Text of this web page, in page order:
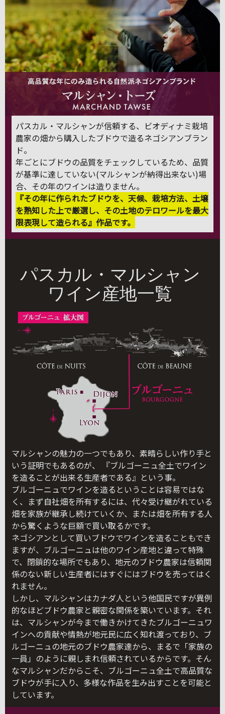
パスカル・マルシャンが信頼する、ビオディナミ栽培
農家の畑から購入したブドウで造るネゴシアンブラン
ド。
年ごとにブドウの品質をチェックしているため、品質
が基準に達していない(マルシャンが納得出来ない)場
合、その年のワインは造りません。
『その年に作られたブドウを、天候、栽培方法、土壌
を熟知した上で厳選し、その土地のテロワールを最大
限表現して造られる』作品です。
パスカル・マルシャン
ワイン産地一覧
マルシャンの魅力の一つでもあり、素晴らしい作り手と
いう証明でもあるのが、 『ブルゴーニュ全土でワイン
を造ることが出来る生産者である』という事。
ブルゴーニュでワインを造るということは容易ではな
く、まず自社畑を所有するには、代々受け継がれている
畑を家族が継承し続けていくか、または畑を所有する人
から驚くような巨額で買い取るかです。
ネゴシアンとして買いブドウでワインを造ることもでき
ますが、ブルゴーニュは他のワイン産地と違って特殊
で、閉鎖的な場所でもあり、地元のブドウ農家は信頼関
係のない新しい生産者にはすぐにはブドウを売ってはく
れません。
しかし、マルシャンはカナダ人という他国民ですが異例
的なほどブドウ農家と親密な関係を築いています。それ
は、マルシャンが今まで働きかけてきたブルゴーニュワ
インへの貢献や情熱が地元民に広く知れ渡っており、ブ
ルゴーニュの地元のブドウ農家達から、まるで「家族の
一員」のように親しまれ信頼されているからです。そん
なマルシャンだからこそ、ブルゴーニュ全土で高品質な
ブドウが手に入り、多様な作品を生み出すことを可能と
しています。